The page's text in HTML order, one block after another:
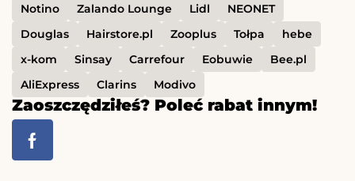
Notino
Zalando Lounge Lidl
NEONET
Douglas
Hairstore.pl Zooplus Tołpa
hebe
x-kom
Sinsay Carrefour Eobuwie
Bee.pl
AliExpress
Clarins Modivo
Zaoszczędziłeś? Poleć rabat innym!